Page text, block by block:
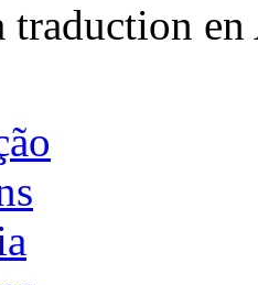
traduction